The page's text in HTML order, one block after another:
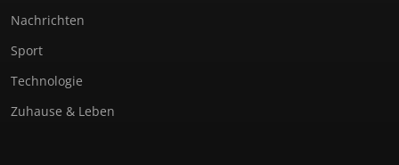
Nachrichten
Sport
Technologie
Zuhause & Leben